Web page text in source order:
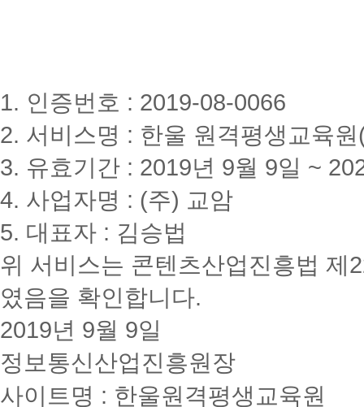
1. 인증번호 : 2019-08-0066
2. 서비스명 : 한울 원격평생교육
3. 유효기간 : 2019년 9월 9일 ~
4. 사업자명 : (주) 교암
5. 대표자 : 김승법
위 서비스는 콘텐츠산업진흥법 제
였음을 확인합니다.
2019년 9월 9일
정보통신산업진흥원장
사이트명 : 한울원격평생교육원